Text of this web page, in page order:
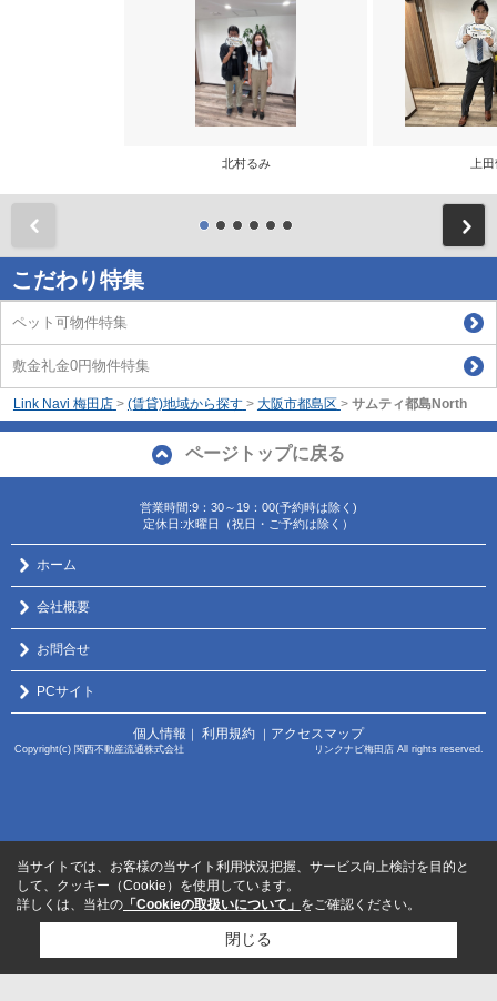
北村るみ 上
こだわり特集
ペット可物件特集
敷金礼金0円物件特集
Link Navi 梅田店 > (賃貸)地域から探す > 大阪市都島区 > サムティ都島North
ページトップに戻る
営業時間:9：30～19：00(予約時は除く)
定休日:水曜日（祝日・ご予約は除く）
ホーム
会社概要
お問合せ
PCサイト
個人情報 利用規約 アクセスマップ
Copyright(c) 関西不動産流通株式会社 リンクナビ梅田店 All rights reserved.
当サイトでは、お客様の当サイト利用状況把握、サービス向上検討を目的と
して、クッキー（Cookie）を使用しています。
詳しくは、当社の 「Cookieの取扱いについて」 をご確認ください。
閉じる